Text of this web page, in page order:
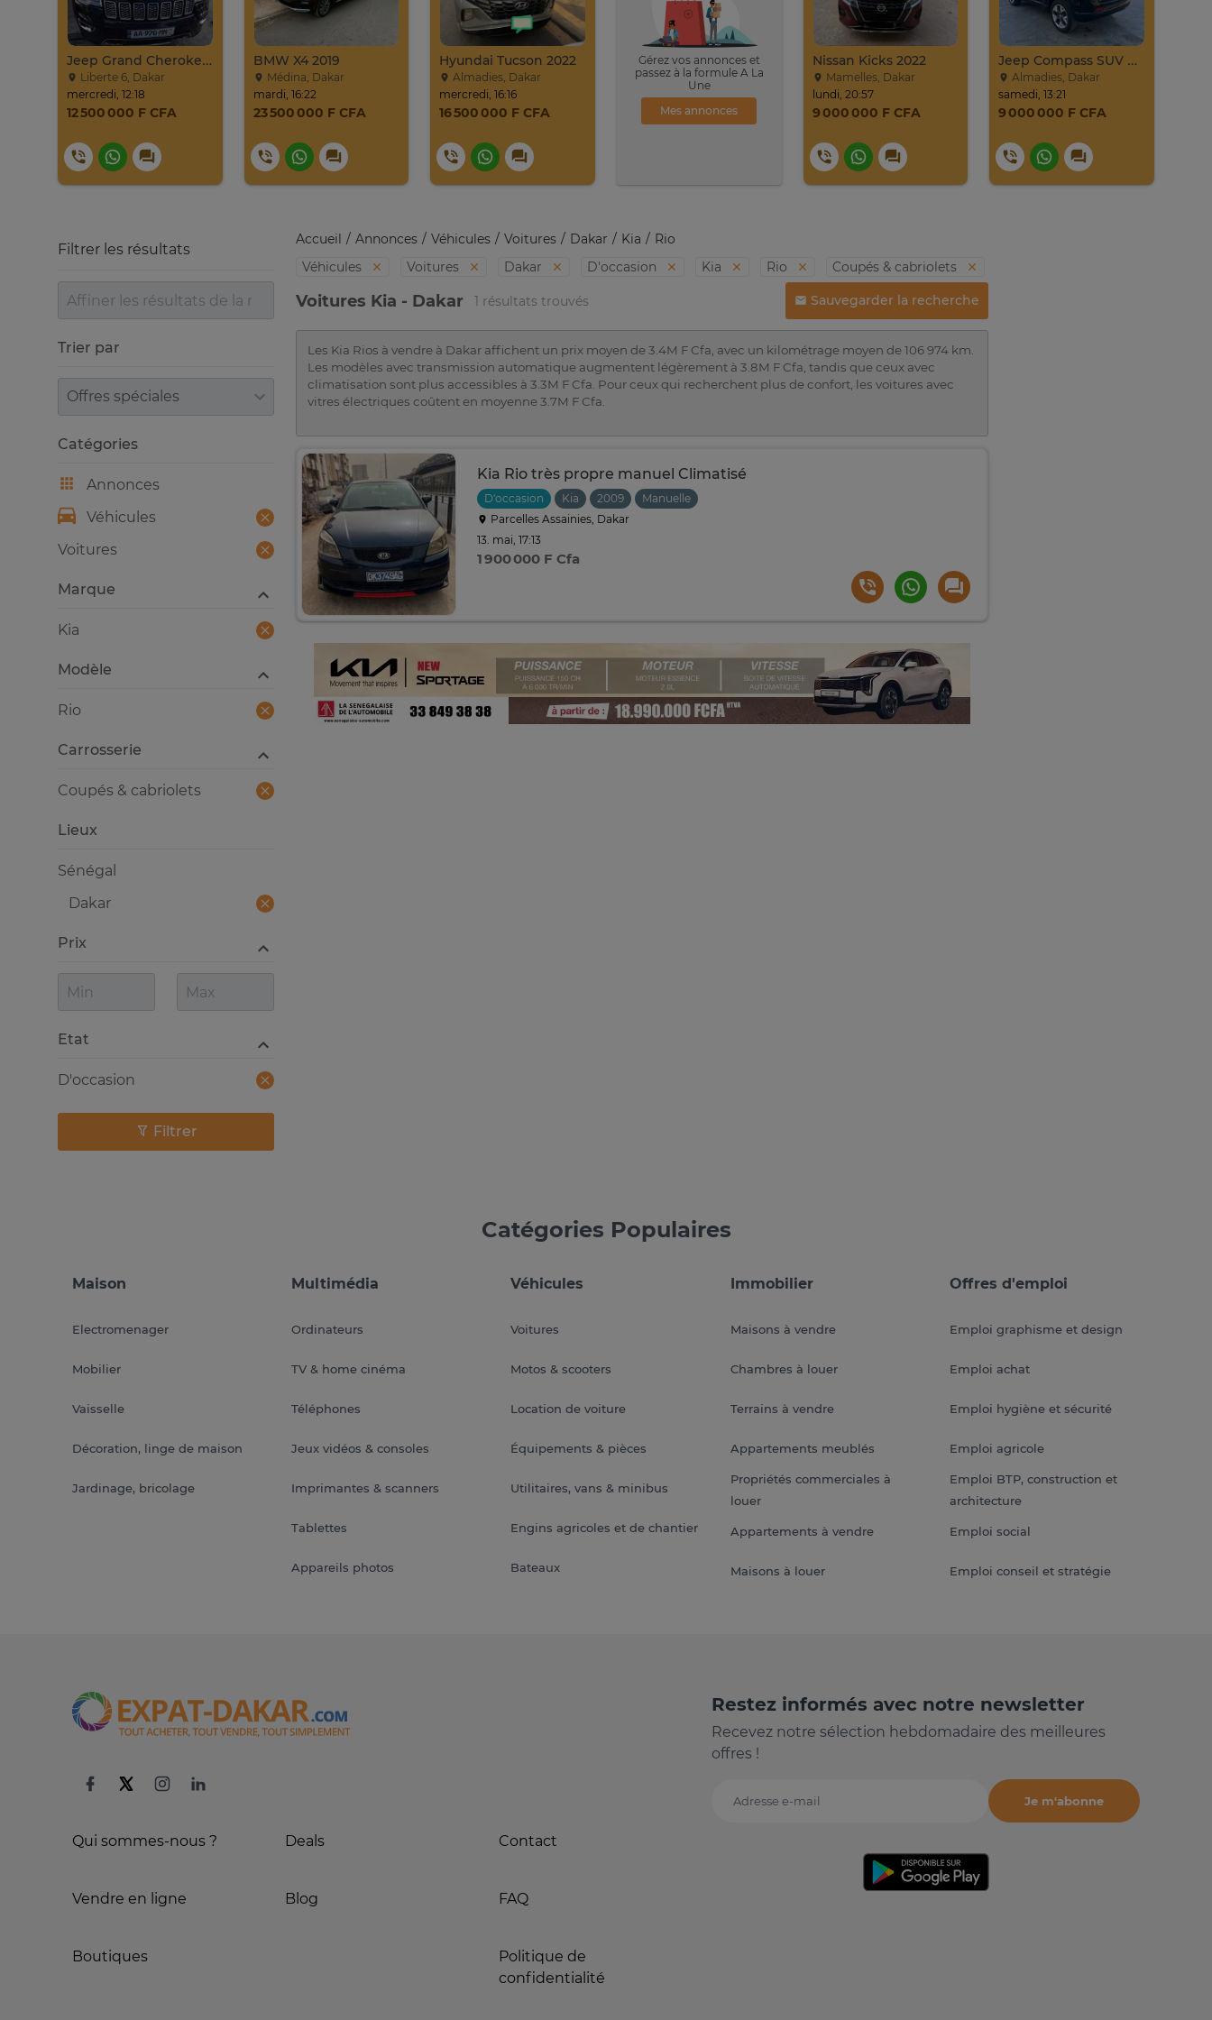
Jeep Grand Cherokee Overland 2019 À Vendre
Liberte 6, Dakar
mercredi, 12:18
12 500 000 F CFA
BMW X4 2019
Médina, Dakar
mardi, 16:22
23 500 000 F CFA
Hyundai Tucson 2022
Almadies, Dakar
mercredi, 16:16
16 500 000 F CFA
Gérez vos annonces et
passez à la formule A La
Une
Mes annonces
Nissan Kicks 2022
Mamelles, Dakar
lundi, 20:57
9 000 000 F CFA
Jeep Compass SUV Noir Essence Automatique
Almadies, Dakar
samedi, 13:21
9 000 000 F CFA
Accueil Annonces Véhicules Voitures Dakar Kia
Rio
Véhicules
Voitures Dakar D'occasion Kia Rio Coupés & cabriolets
Voitures Kia - Dakar 1 résultats trouvés Sauvegarder la recherche
Les Kia Rios à vendre à Dakar affichent un prix moyen de 3.4M F Cfa, avec un kilométrage moyen de 106 974 km.
Les modèles avec transmission automatique augmentent légèrement à 3.8M F Cfa, tandis que ceux avec
climatisation sont plus accessibles à 3.3M F Cfa. Pour ceux qui recherchent plus de confort, les voitures avec
vitres électriques coûtent en moyenne 3.7M F Cfa.
Kia Rio très propre manuel Climatisé
D'occasion Kia 2009
Manuelle
Parcelles Assainies, Dakar
13. mai, 17:13
1 900 000 F Cfa
Filtrer les résultats
Trier par
Trier par
Catégories
Annonces
Véhicules
Voitures
Lieux
Sénégal
Dakar
Prix
Etat
D'occasion
Marque
Kia
Modèle
Rio
Carrosserie
Coupés & cabriolets
Filtrer
Catégories Populaires
Maison
Electromenager
Mobilier
Vaisselle
Décoration, linge de maison
Jardinage, bricolage
Multimédia
Ordinateurs
TV & home cinéma
Téléphones
Jeux vidéos & consoles
Imprimantes & scanners
Tablettes
Appareils photos
Véhicules
Voitures
Motos & scooters
Location de voiture
Équipements & pièces
Utilitaires, vans & minibus
Engins agricoles et de chantier
Bateaux
Immobilier
Maisons à vendre
Chambres à louer
Terrains à vendre
Appartements meublés
Propriétés commerciales à
louer
Appartements à vendre
Maisons à louer
Offres d'emploi
Emploi graphisme et design
Emploi achat
Emploi hygiène et sécurité
Emploi agricole
Emploi BTP, construction et
architecture
Emploi social
Emploi conseil et stratégie
Qui sommes-nous ?
Vendre en ligne
Boutiques
Deals
Blog
Contact
FAQ
Politique de
confidentialité
Restez informés avec notre newsletter
Recevez notre sélection hebdomadaire des meilleures
offres !
Adresse e-mail
Je m'abonne